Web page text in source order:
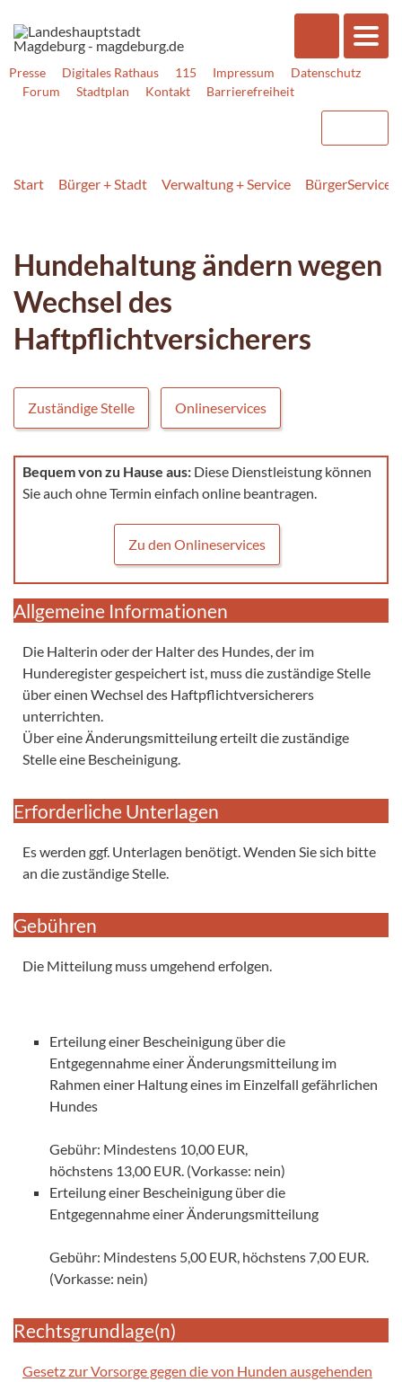
Presse Digitales Rathaus 115 Impressum
Datenschutz
Forum
Stadtplan Kontakt Barrierefreiheit
Start Bürger + Stadt Verwaltung + Service BürgerService
Hundehaltung ändern wegen
Wechsel des
Haftpflichtversicherers
Zuständige Stelle Onlineservices
Bequem von zu Hause aus: Diese Dienstleistung können
Sie auch ohne Termin einfach online beantragen.
Zu den Onlineservices
Allgemeine Informationen
Die Halterin oder der Halter des Hundes, der im
Hunderegister gespeichert ist, muss die zuständige Stelle
über einen Wechsel des Haftpflichtversicherers
unterrichten.
Über eine Änderungsmitteilung erteilt die zuständige
Stelle eine Bescheinigung.
Erforderliche Unterlagen
Es werden ggf. Unterlagen benötigt. Wenden Sie sich bitte
an die zuständige Stelle.
Gebühren
Die Mitteilung muss umgehend erfolgen.
Erteilung einer Bescheinigung über die
Entgegennahme einer Änderungsmitteilung im
Rahmen einer Haltung eines im Einzelfall gefährlichen
Hundes
Gebühr: Mindestens 10,00 EUR,
höchstens 13,00 EUR. (Vorkasse: nein)
Erteilung einer Bescheinigung über die
Entgegennahme einer Änderungsmitteilung
Gebühr: Mindestens 5,00 EUR, höchstens 7,00 EUR.
(Vorkasse: nein)
Rechtsgrundlage(n)
Gesetz zur Vorsorge gegen die von Hunden ausgehenden